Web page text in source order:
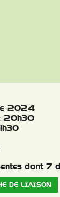
2024
: 20h30
dont 7
DE LIAISON